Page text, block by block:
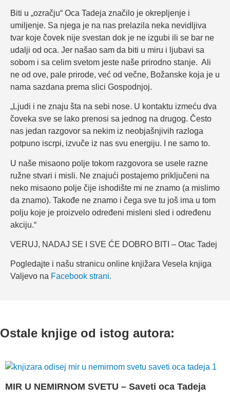
Biti u „ozračju“ Oca Tadeja značilo je okrepljenje i
umiljenje. Sa njega je na nas prelazila neka nevidljiva
tvar koje čovek nije svestan dok je ne izgubi ili se bar ne
udalji od oca. Jer našao sam da biti u miru i ljubavi sa
sobom i sa celim svetom jeste naše prirodno stanje. Ali
ne od ove, pale prirode, već od večne, Božanske koja je u
nama sazdana prema slici Gospodnjoj.
„Ljudi i ne znaju šta na sebi nose. U kontaktu izmeću dva
čoveka sve se lako prenosi sa jednog na drugog. Često
nas jedan razgovor sa nekim iz neobjašnjivih razloga
potpuno iscrpi, izvuče iz nas svu energiju. I ne samo to.
U naše misaono polje tokom razgovora se usele razne
ružne stvari i misli. Ne znajući postajemo priključeni na
neko misaono polje čije ishodište mi ne znamo (a mislimo
da znamo). Takođe ne znamo i čega sve tu još ima u tom
polju koje je proizvelo određeni misleni sled i određenu
akciju.“
VERUJ, NADAJ SE I SVE ĆE DOBRO BITI – Otac Tadej
Pogledajte i našu stranicu online knjižara Vesela knjiga
Valjevo na Facebook strani.
Ostale knjige od istog autora:
MIR U NEMIRNOM SVETU – Saveti oca Tadeja